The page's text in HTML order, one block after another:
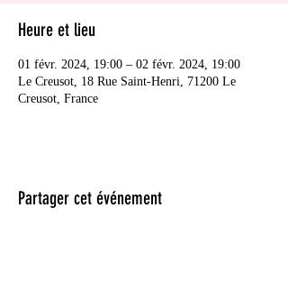
Heure et lieu
01 févr. 2024, 19:00 – 02 févr. 2024, 19:00
Le Creusot, 18 Rue Saint-Henri, 71200 Le
Creusot, France
Partager cet événement